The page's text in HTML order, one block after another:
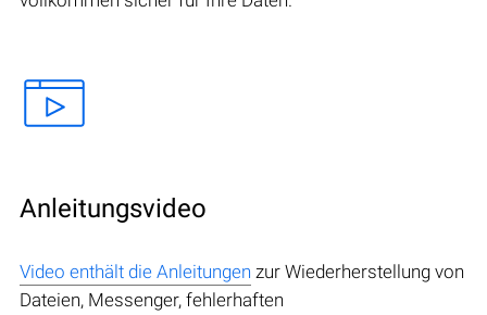
Anleitungsvideo
Video enthält die Anleitungen zur Wiederherstellung von
Dateien, Messenger, fehlerhaften